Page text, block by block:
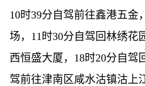
10时39分自驾前往鑫港五金
场，11时30分自驾回林绣花
西恒盛大厦，18时20分自驾
驾前往津南区咸水沽镇沽上